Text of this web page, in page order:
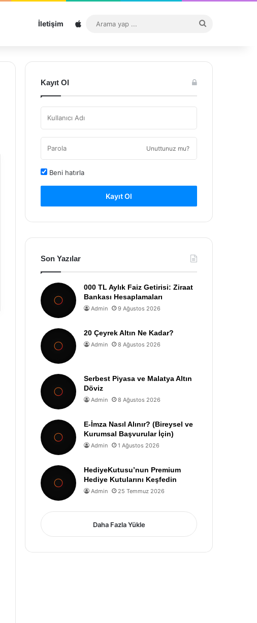
İletişim Sitemap
...
Kayıt Ol
Unuttunuz mu?
Beni hatırla
Kayıt Ol
Son Yazılar
000 TL Aylık Faiz Getirisi: Ziraat
Bankası Hesaplamaları
Admin 9 Ağustos 2026
20 Çeyrek Altın Ne Kadar?
Admin 8 Ağustos 2026
Serbest Piyasa ve Malatya Altın
Döviz
Admin 8 Ağustos 2026
E-İmza Nasıl Alınır? (Bireysel ve
Kurumsal Başvurular İçin)
Admin 1 Ağustos 2026
HediyeKutusu’nun Premium
Hediye Kutularını Keşfedin
Admin 25 Temmuz 2026
Daha Fazla Yükle